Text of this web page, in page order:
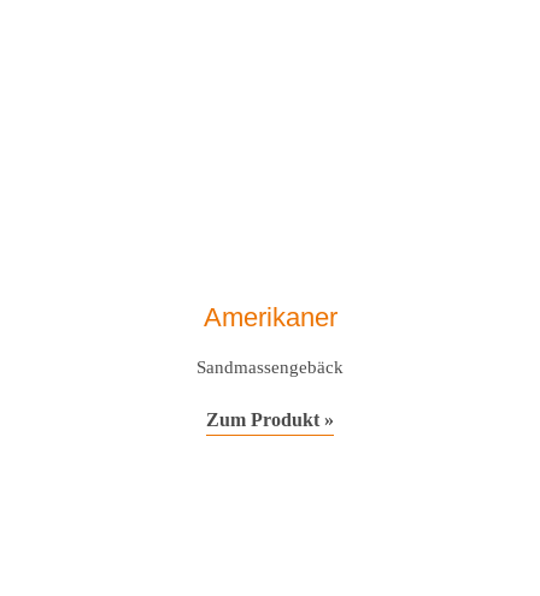
Amerikaner
Sandmassengebäck
Zum Produkt »